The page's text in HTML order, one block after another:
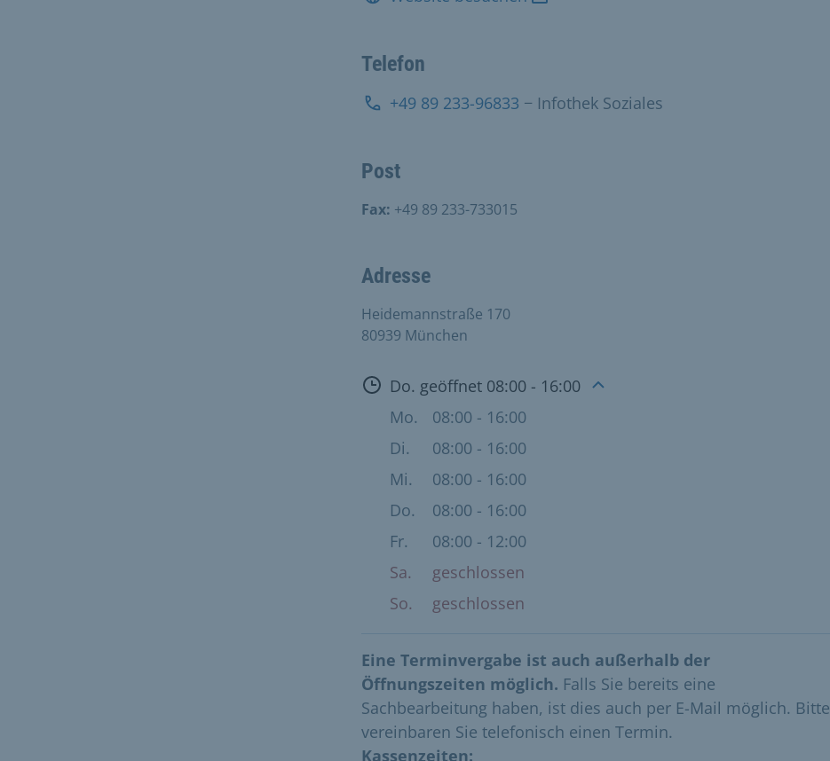
Telefon
+49 89 233-96833 − Infothek Soziales
Post
Fax: +49 89 233-733015
Adresse
Heidemannstraße 170
80939 München
ÖffnungszeitenDo. geöffnet 08:00 - 16:00
Mo.
08:00 - 16:00
Di.
08:00 - 16:00
Mi.
08:00 - 16:00
Do.
08:00 - 16:00
Fr.
08:00 - 12:00
Sa.
geschlossen
So.
geschlossen
Eine Terminvergabe ist auch außerhalb der
Öffnungszeiten möglich. Falls Sie bereits eine
Sachbearbeitung haben, ist dies auch per E-Mail möglich. Bitte
vereinbaren Sie telefonisch einen Termin.
Kassenzeiten: